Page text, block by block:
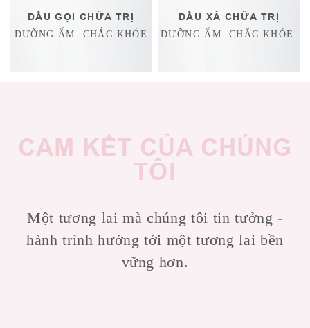
DẦU GỘI CHỮA TRỊ
DƯỠNG ẨM. CHẮC KHỎE
DẦU XẢ CHỮA TRỊ
DƯỠNG ẨM. CHẮC KHỎE.
CAM KẾT CỦA CHÚNG
TÔI
Một tương lai mà chúng tôi tin tưởng -
hành trình hướng tới một tương lai bền
vững hơn.